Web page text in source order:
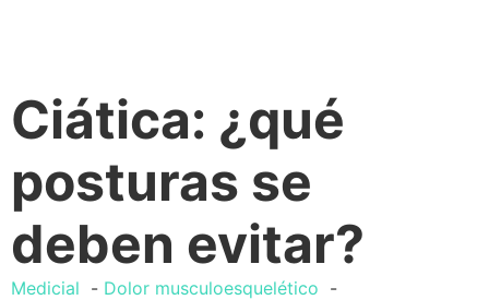
Ciática: ¿qué
posturas se
deben evitar?
Medicial
Dolor musculoesquelético